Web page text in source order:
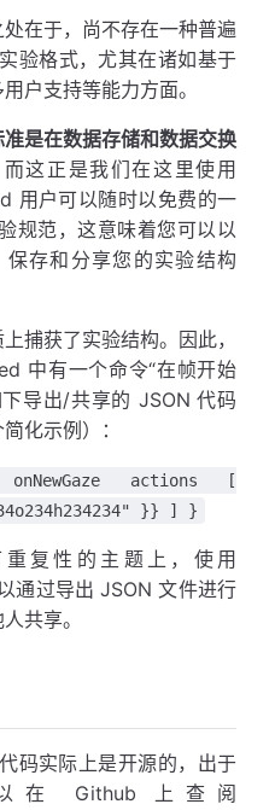
在于，尚不存在一种普遍
验格式，尤其在诸如基于
户支持等能力方面。
是在数据存储和数据交换
而这正是我们在这里使用
用户可以随时以免费的一
规范，这意味着您可以以
存和分享您的实验结构
捕获了实验结构。因此，
中有一个命令“在帧开始
导出/共享的 JSON 代码
化示例）：
actions [
}} ] }
复性的主题上，使用
通过导出 JSON 文件进行
共享。
码实际上是开源的，出于
在 Github 上查阅